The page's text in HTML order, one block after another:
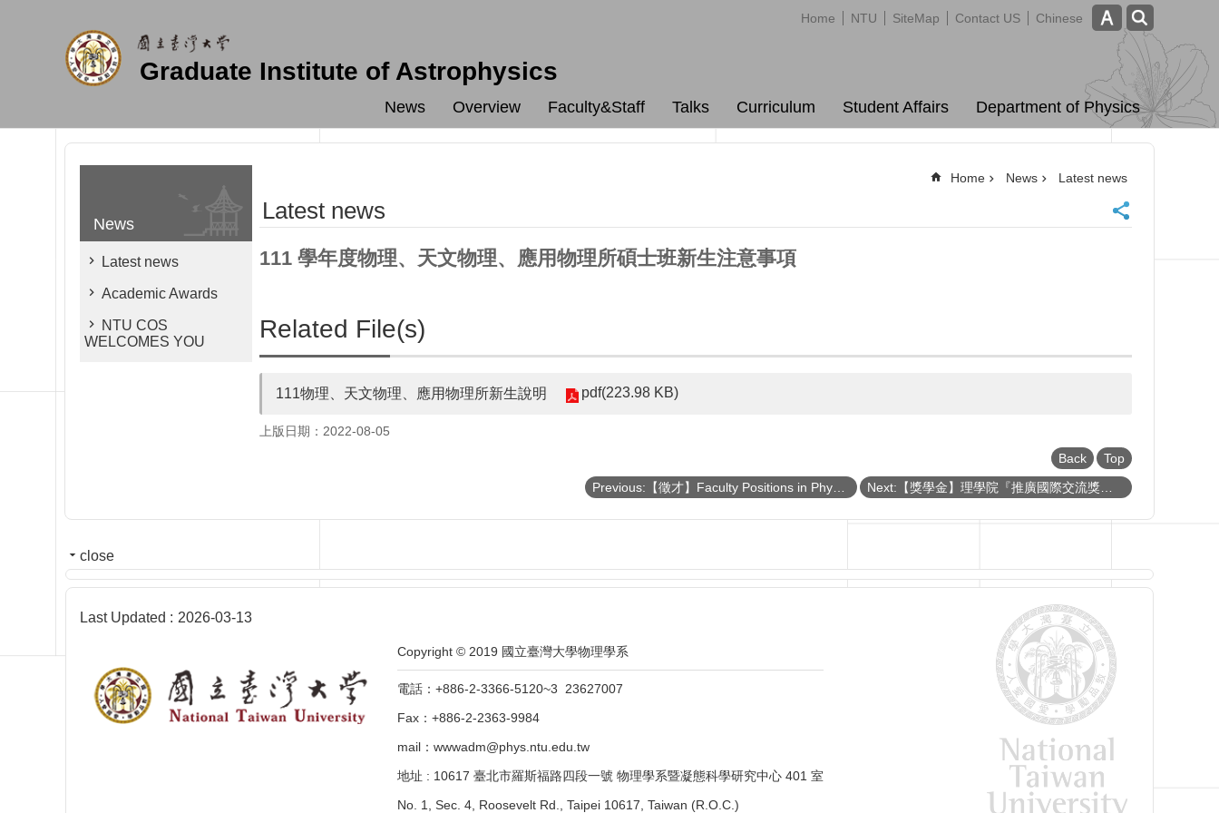
Home NTU SiteMap Contact US Chinese
Graduate Institute of Astrophysics
News Overview Faculty&Staff Talks Curriculum Student Affairs Department of Physics
News
Latest news
Academic Awards
NTU COS
WELCOMES YOU
Home News Latest news
Latest news
111 學年度物理、天文物理、應用物理所碩士班新生注意事項
Related File(s)
111物理、天文物理、應用物理所新生說明 pdf(223.98 KB)
上版日期：2022-08-05
Back
Top
close
Last Updated 2026-03-13
Copyright © 2019 國立臺灣大學物理學系
電話：+886-2-3366-5120~3 23627007
Fax：+886-2-2363-9984
mail：wwwadm@phys.ntu.edu.tw
地址 : 10617 臺北市羅斯福路四段一號 物理學系暨凝態科學研究中心 401 室
No. 1, Sec. 4, Roosevelt Rd., Taipei 10617, Taiwan (R.O.C.)